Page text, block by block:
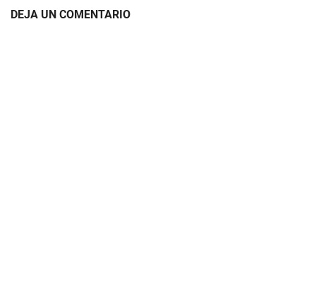
DEJA UN COMENTARIO